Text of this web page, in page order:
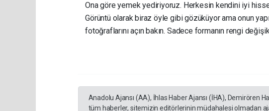
Ona göre yemek yediriyoruz. Herkesin kendini iyi
Görüntü olarak biraz öyle gibi gözüküyor ama onun
fotoğraflarını açın bakın. Sadece formanın rengi
Anadolu Ajansı (AA), İhlas Haber Ajansı (İHA), Demirören
tüm haberler, sitemizin editörlerinin müdahalesi olmadan